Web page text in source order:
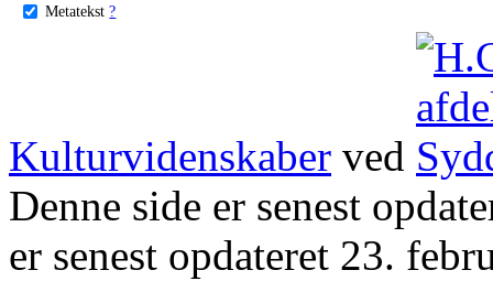
Metatekst ?
Kulturvidenskaber ved
Denne side er senest
er senest opdateret 23.